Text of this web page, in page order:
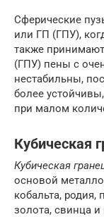
Сферические
или ГП (ГПУ),
также
(ГПУ) пены с
нестабильны,
более
при малом
Кубическая
Кубическая
основой
кобальта, родия,
золота, свинца и